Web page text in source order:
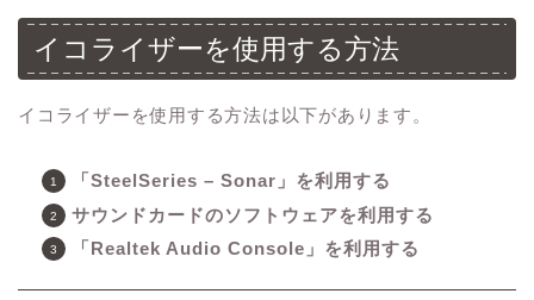
イコライザーを使用する方法
イコライザーを使用する方法は以下があります。
「SteelSeries – Sonar」を利用する
サウンドカードのソフトウェアを利用する
「Realtek Audio Console」を利用する